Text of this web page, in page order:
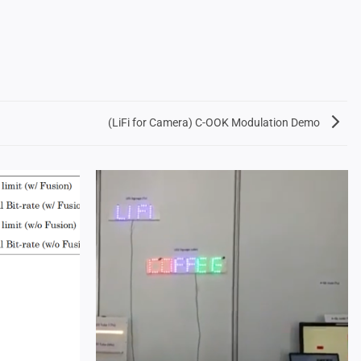
(LiFi for Camera) C-OOK Modulation Demo